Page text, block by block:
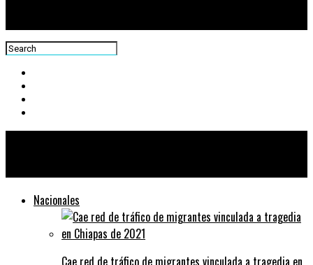
Nacionales
Cae red de tráfico de migrantes vinculada a tragedia en